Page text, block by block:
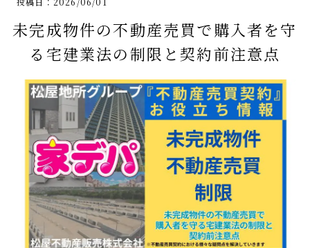
未完成物件の不動産売買で購入者を守
る宅建業法の制限と契約前注意点